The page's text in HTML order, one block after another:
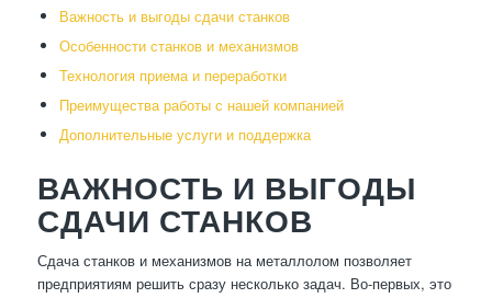
Важность и выгоды сдачи станков
Особенности станков и механизмов
Технология приема и переработки
Преимущества работы с нашей компанией
Дополнительные услуги и поддержка
ВАЖНОСТЬ И ВЫГОДЫ
СДАЧИ СТАНКОВ
Сдача станков и механизмов на металлолом позволяет
предприятиям решить сразу несколько задач. Во-первых, это